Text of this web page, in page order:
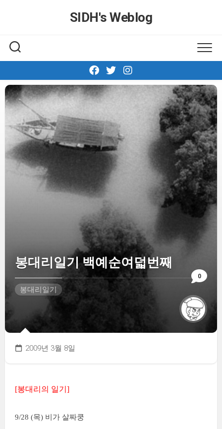
SIDH′s Weblog
0
봉대리일기 백예순여덟번째
봉대리일기
2009년 3월 8일
[봉대리의 일기]
9/28 (목) 비가 살짜쿵